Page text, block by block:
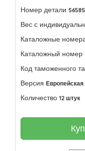
Номер детали
Вес с
Каталожные
Каталожный номер
Код таможенного
Версия Европейская
Количество 12 штук